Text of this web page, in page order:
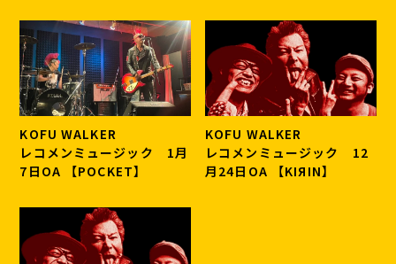
KOFU WALKER
レコメンミュージック 1月
7日OA 【POCKET】
KOFU WALKER
レコメンミュージック 12
月24日OA 【KIЯIN】